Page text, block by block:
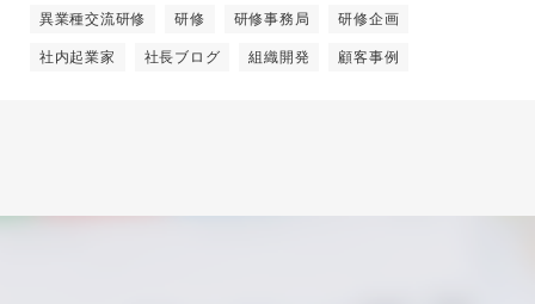
異業種交流研修 研修 研修事務局 研修企画
社内起業家 社長ブログ 組織開発 顧客事例